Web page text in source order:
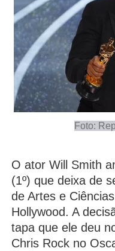
Foto:
O ator Will Smith
(1º) que deixa de
de Artes e
Hollywood. A
tapa que ele deu
Chris Rock no